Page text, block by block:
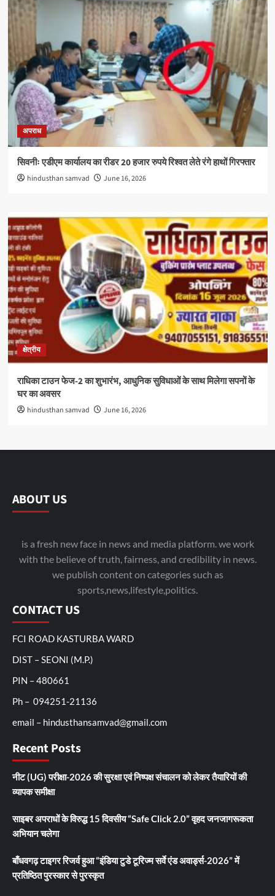
अपराध
सिवनीः एडीएम कार्यालय का रीडर 20 हजार रुपये रिश्वत लेते रंगे हाथों गिरफ्तार
hindusthan samvad June 16, 2026
क्षेत्रीय
राधिका टाउन फेज-2 का शुभारंभ, आधुनिक सुविधाओं के साथ मिलेगा सपनों के
घर का अवसर
hindusthan samvad June 16, 2026
ABOUT US
is a fresh new face in news and media platform. we work
with the believe of truth, fairness, and credibility in news.
we publish content on categories such as
sports,news,lifestyle,politics.
CONTACT US
FCI ROAD KASTURBA WARD
DIST – SEONI (M.P.)
PIN – 480661
Ph – 094251-21136
email – hindusthansamvad@gmail.com
Recent Posts
नीट (UG) परीक्षा-2026 की सुरक्षा एवं निष्पक्ष संचालन को लेकर तैयारियों की
व्यापक समीक्षा
साइबर अपराधों के विरुद्ध 15 दिवसीय “Safe Click 2.0” वृहद जनजागरूकता
अभियान चलेगा
बाँधवगढ़ टाइगर रिजर्व हुआ “इंडिया टुडे टूरिज्म सर्वे एंड अवार्ड्स-2026” में
प्रतिष्ठित पुरस्कार से पुरस्कृत